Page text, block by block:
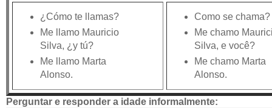
¿Cómo te llamas?
Me llamo Mauricio
Silva, ¿y tú?
Me llamo Marta
Alonso.
Como se chama?
Me chamo
Silva, e você?
Me chamo Marta
Alonso.
Perguntar e responder a idade informalmente: